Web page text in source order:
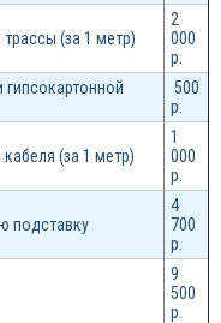
(за 1 метр)
2
000
р.
500
р.
(за 1 метр)
1
000
р.
подставку
4
700
р.
9
500
р.